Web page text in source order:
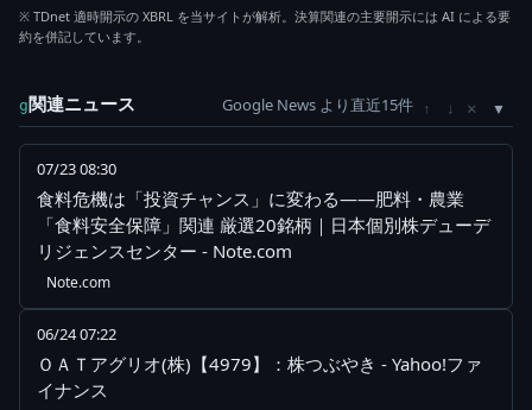
※ TDnet 適時開示の XBRL を当サイトが解析。決算関連の主要開示には AI による要
約を併記しています。
g関連ニュース Google News より直近15件 ↑ ↓ ×
07/23 08:30
食料危機は「投資チャンス」に変わる——肥料・農業
「食料安全保障」関連 厳選20銘柄｜日本個別株デューデ
リジェンスセンター - Note.com
Note.com
06/24 07:22
ＯＡＴアグリオ(株)【4979】：株つぶやき - Yahoo!ファ
イナンス